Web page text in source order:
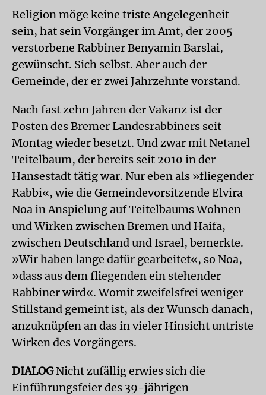
Religion möge keine triste Angelegenheit
sein, hat sein Vorgänger im Amt, der 2005
verstorbene Rabbiner Benyamin Barslai,
gewünscht. Sich selbst. Aber auch der
Gemeinde, der er zwei Jahrzehnte vorstand.
Nach fast zehn Jahren der Vakanz ist der
Posten des Bremer Landesrabbiners seit
Montag wieder besetzt. Und zwar mit Netanel
Teitelbaum, der bereits seit 2010 in der
Hansestadt tätig war. Nur eben als »fliegender
Rabbi«, wie die Gemeindevorsitzende Elvira
Noa in Anspielung auf Teitelbaums Wohnen
und Wirken zwischen Bremen und Haifa,
zwischen Deutschland und Israel, bemerkte.
»Wir haben lange dafür gearbeitet«, so Noa,
»dass aus dem fliegenden ein stehender
Rabbiner wird«. Womit zweifelsfrei weniger
Stillstand gemeint ist, als der Wunsch danach,
anzuknüpfen an das in vieler Hinsicht untriste
Wirken des Vorgängers.
DIALOGNicht zufällig erwies sich die
Einführungsfeier des 39-jährigen